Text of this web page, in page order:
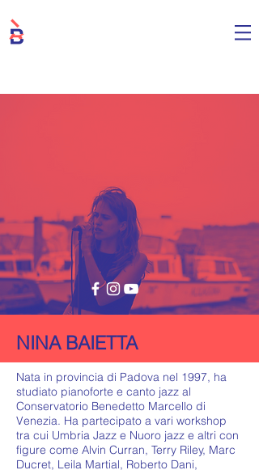
NINA BAIETTA
Nata in provincia di Padova nel 1997, ha
studiato pianoforte e canto jazz al
Conservatorio Benedetto Marcello di
Venezia. Ha partecipato a vari workshop
tra cui Umbria Jazz e Nuoro jazz e altri con
figure come Alvin Curran, Terry Riley, Marc
Ducret, Leila Martial, Roberto Dani,